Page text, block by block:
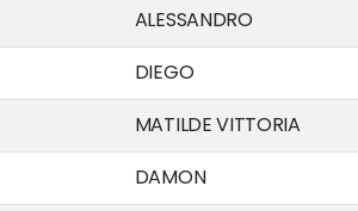
ALESSANDRO
DIEGO
MATILDE VITTORIA
DAMON